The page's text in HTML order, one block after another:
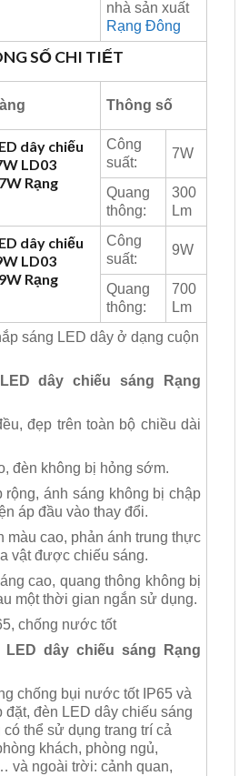
nhà sản xuất
Rạng Đông
SỐ CHI TIẾT
Thông số
dây chiếu
LD03
Rạng
Công
suất:
7W
Quang
thông:
300
Lm
dây chiếu
LD03
Rạng
Công
suất:
9W
Quang
thông:
700
Lm
sáng LED dây ở dạng cuộn
dây chiếu sáng Rạng
đẹp trên toàn bộ chiều dài
đèn không bị hỏng sớm.
rộng, ánh sáng không bị chập
áp đầu vào thay đổi.
màu cao, phản ánh trung thực
vật được chiếu sáng.
cao, quang thông không bị
một thời gian ngắn sử dụng.
chống nước tốt
dây chiếu sáng Rạng
chống bụi nước tốt IP65 và
đặt, đèn LED dây chiếu sáng
thể sử dụng trang trí cả
khách, phòng ngủ,
và ngoài trời: cảnh quan,